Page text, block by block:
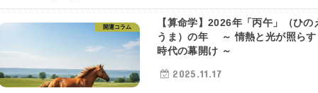
開運コラム
【算命学】2026年「丙午」（ひの
うま）の年 ～ 情熱と光が照らす
時代の幕開け ～
2025.11.17